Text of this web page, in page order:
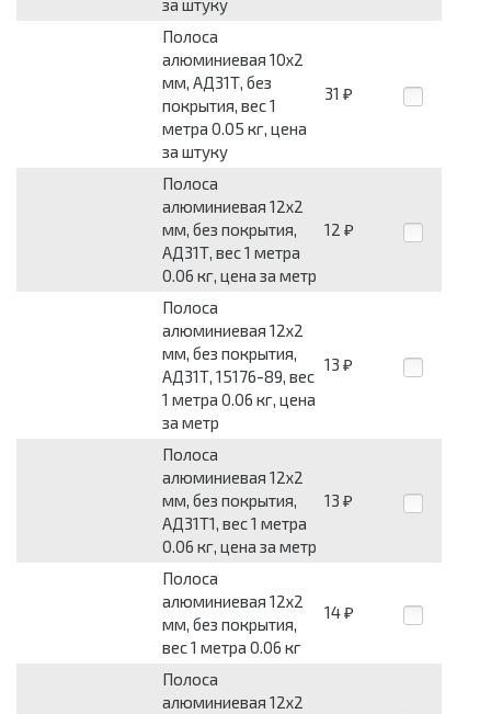
за штуку
Полоса
алюминиевая 10x2
мм, АД31Т, без
покрытия, вес 1
метра 0.05 кг, цена
за штуку
31 ₽
Полоса
алюминиевая 12x2
мм, без покрытия,
АД31Т, вес 1 метра
0.06 кг, цена за метр
12 ₽
Полоса
алюминиевая 12x2
мм, без покрытия,
АД31Т, 15176-89, вес
1 метра 0.06 кг, цена
за метр
13 ₽
Полоса
алюминиевая 12x2
мм, без покрытия,
АД31Т1, вес 1 метра
0.06 кг, цена за метр
13 ₽
Полоса
алюминиевая 12x2
мм, без покрытия,
вес 1 метра 0.06 кг
14 ₽
Полоса
алюминиевая 12x2